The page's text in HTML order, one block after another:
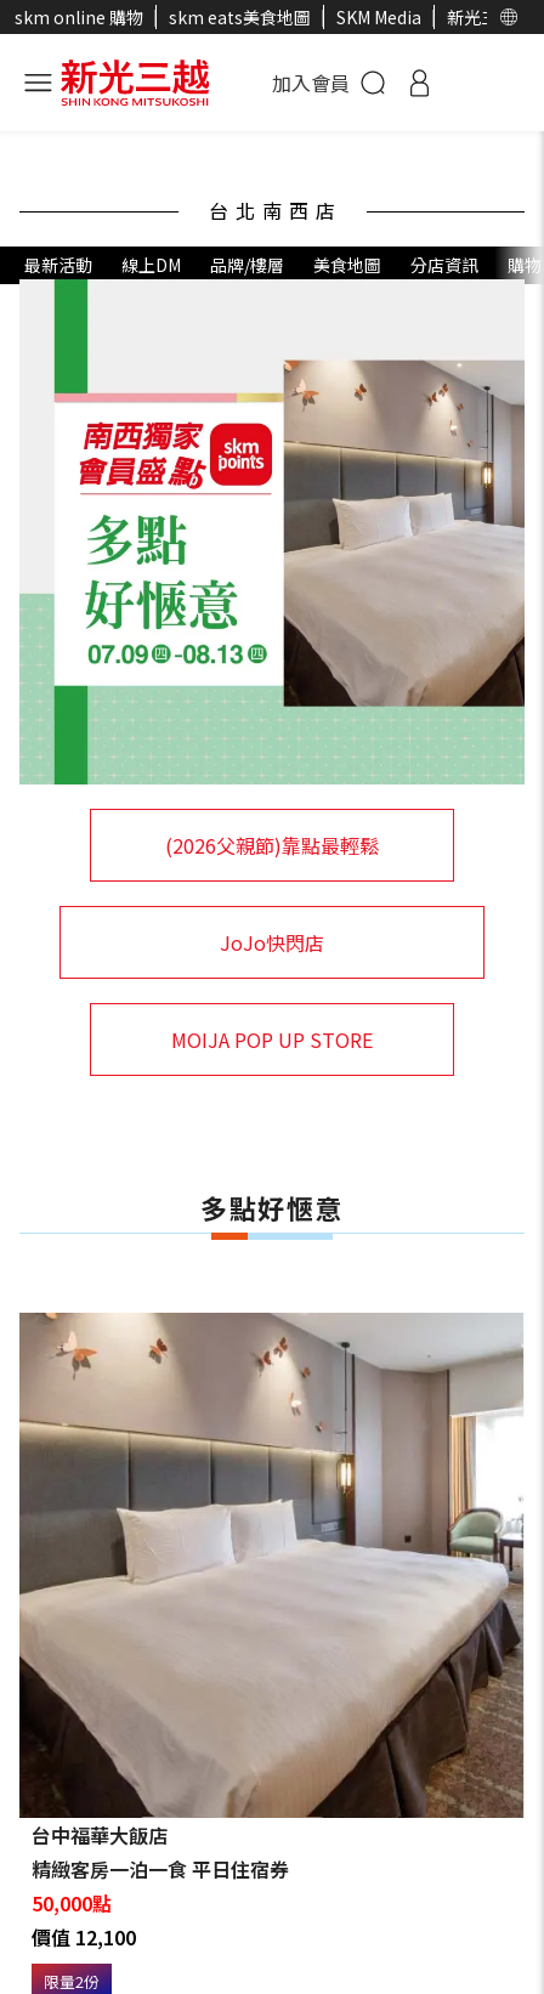
skm online 購物 skm eats美食地圖 SKM Media 新光三越官
加入會員
台北南西店
最新活動 線上DM 品牌/樓層 美食地圖 分店資訊 購
多點好愜意
台中福華大飯店
精緻客房一泊一食 平日住宿券
50,000點
價值 12,100
限量2份